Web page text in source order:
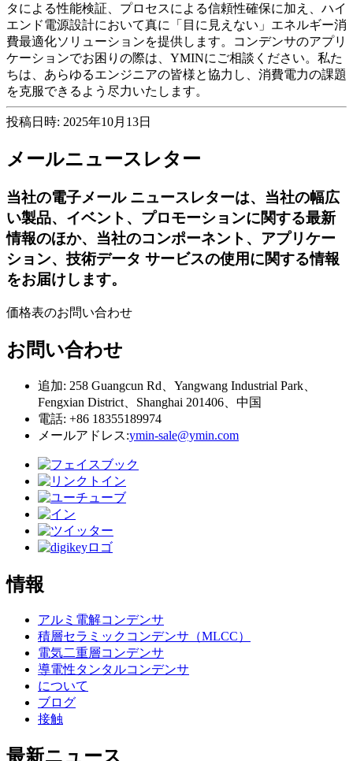
タによる性能検証、プロセスによる信頼性確保に加え、ハイ
エンド電源設計において真に「目に見えない」エネルギー消
費最適化ソリューションを提供します。コンデンサのアプリ
ケーションでお困りの際は、YMINにご相談ください。私た
ちは、あらゆるエンジニアの皆様と協力し、消費電力の課題
を克服できるよう尽力いたします。
投稿日時: 2025年10月13日
メールニュースレター
当社の電子メール ニュースレターは、当社の幅広
い製品、イベント、プロモーションに関する最新
情報のほか、当社のコンポーネント、アプリケー
ション、技術データ サービスの使用に関する情報
をお届けします。
価格表のお問い合わせ
お問い合わせ
追加: 258 Guangcun Rd、Yangwang Industrial Park、
Fengxian District、Shanghai 201406、中国
電話: +86 18355189974
メールアドレス:ymin-sale@ymin.com
情報
アルミ電解コンデンサ
積層セラミックコンデンサ（MLCC）
電気二重層コンデンサ
導電性タンタルコンデンサ
について
ブログ
接触
最新ニュース